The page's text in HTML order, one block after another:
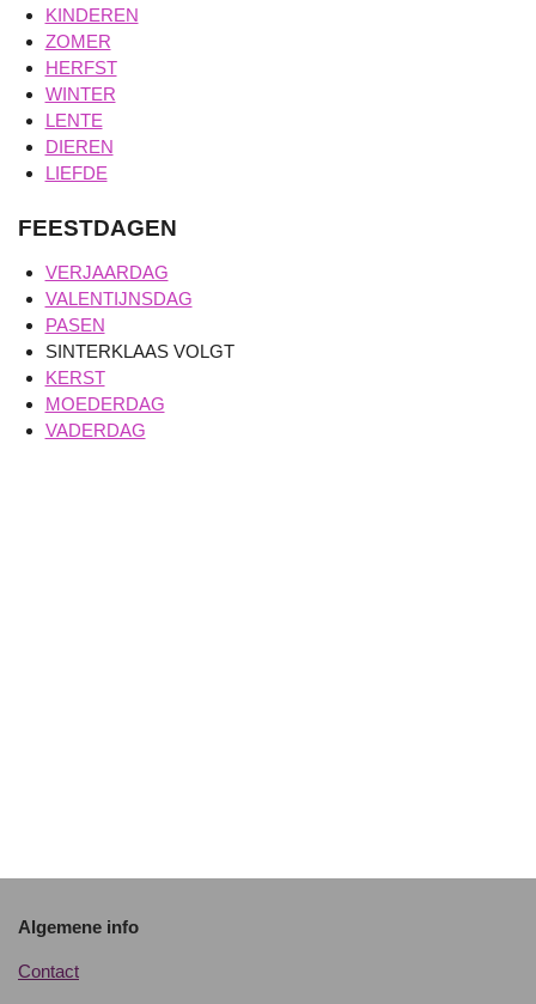
KINDEREN
ZOMER
HERFST
WINTER
LENTE
DIEREN
LIEFDE
FEESTDAGEN
VERJAARDAG
VALENTIJNSDAG
PASEN
SINTERKLAAS VOLGT
KERST
MOEDERDAG
VADERDAG
Algemene info
Contact